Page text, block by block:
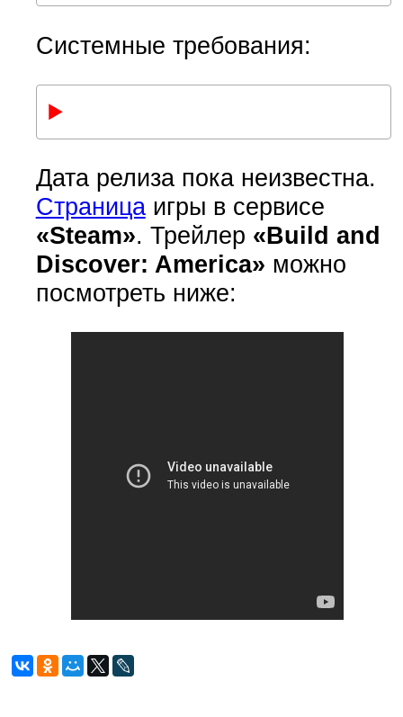
Системные требования:
Дата релиза пока неизвестна.
Страницаигры в сервисе
«Steam». Трейлер «Build and
Discover: America» можно
посмотреть ниже: